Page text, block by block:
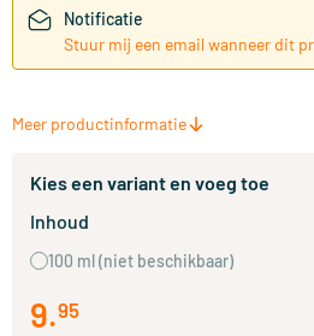
Notificatie
Stuur mij een email wanneer dit
Meer productinformatie
Kies een variant en voeg toe
Inhoud
100 ml(niet beschikbaar)
9.95